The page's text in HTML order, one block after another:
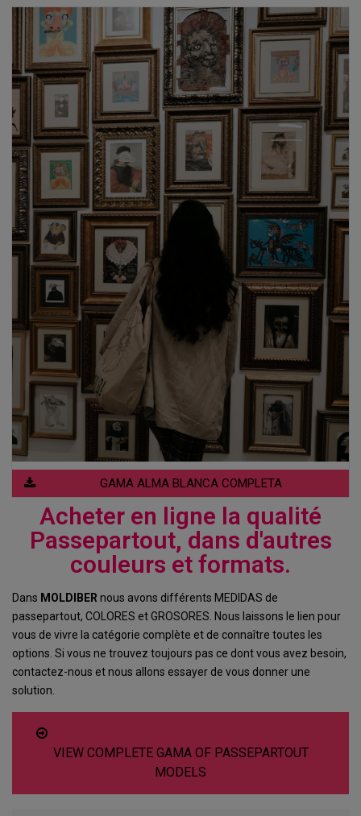
GAMA ALMA BLANCA COMPLETA
Acheter en ligne la qualité
Passepartout, dans d'autres
couleurs et formats.
Dans MOLDIBER nous avons différents MEDIDAS de
passepartout, COLORES et GROSORES. Nous laissons le lien pour
vous de vivre la catégorie complète et de connaître toutes les
options. Si vous ne trouvez toujours pas ce dont vous avez besoin,
contactez-nous et nous allons essayer de vous donner une
solution.
VIEW COMPLETE GAMA OF PASSEPARTOUT
MODELS